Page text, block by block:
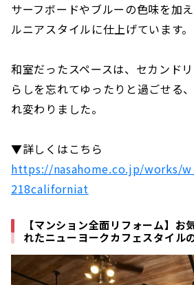
サーフボードやブルーの色味を加
ルニアスタイルに仕上げています。
和室だったスペースは、セカンド
らしを忘れてゆったりと過ごせる
れ変わりました。
▼詳しくはこちら
https://nasahome.co.jp/works/
218californiat
【マンション全面リフォーム】お
れたニューヨークカフェスタイル